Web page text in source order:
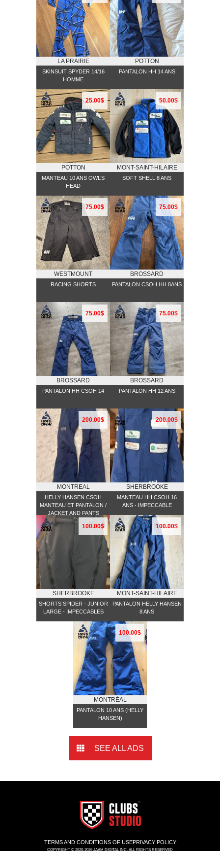
LA PRAIRIE
SKINSUIT SPYDER 14/16
HOMME
POTTON
PANTALON HH 14 ANS
25.00$
POTTON
MANTEAU 10 ANS OWL’S
HEAD
50.00$
MONT-SAINT-HILAIRE
SOFT SHELL 8 ANS
75.00$
WESTMOUNT
RACING SHORTS
75.00$
BROSSARD
PANTALON CSOH HH 8ANS
75.00$
BROSSARD
PANTALON HH CSOH 14
75.00$
BROSSARD
PANTALON HH 12 ANS
200.00$
MONTREAL
HELLY HANSEN CSOH
MANTEAU ET PANTALON /
JACKET AND PANTS
200.00$
SHERBROOKE
MANTEAU HH CSOH 16
ANS - IMPECCABLE
100.00$
SHERBROOKE
SHORTS SPIDER - JUNIOR
LARGE - IMPECCABLES
100.00$
MONT-SAINT-HILAIRE
PANTALON HELLY HANSEN
8 ANS
100.00$
MONTRÉAL
PANTALON 10 ANS (HELLY
HANSEN)
SEE ALL ADS
TERMS AND CONDITIONS OF USEPRIVACY POLICY
COPYRIGHT © 2020-2026 JAAM DIGITAL INC. ALL RIGHTS RESERVED